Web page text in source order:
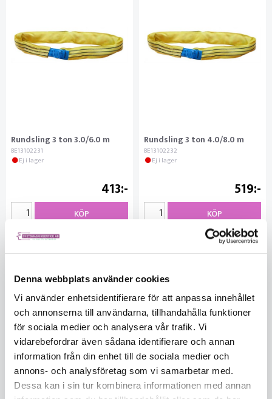
Denna webbplats använder cookies
Vi använder enhetsidentifierare för att anpassa innehållet
och annonserna till användarna, tillhandahålla funktioner
för sociala medier och analysera vår trafik. Vi
vidarebefordrar även sådana identifierare och annan
information från din enhet till de sociala medier och
annons- och analysföretag som vi samarbetar med.
Dessa kan i sin tur kombinera informationen med annan
Rundsling 3 ton 3.0/6.0 m
BE13102231
Ej i lager
413
KÖP
Rundsling 3 ton 4.0/8.0 m
BE13102232
Ej i lager
519
KÖP